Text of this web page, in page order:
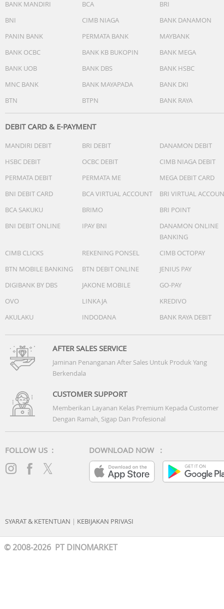
BANK MANDIRI BCA
BRI
BNI
CIMB NIAGA
BANK DANAMON
PANIN BANK
PERMATA BANK
MAYBANK
BANK OCBC
BANK KB BUKOPIN
BANK MEGA
BANK UOB
BANK DBS
BANK HSBC
MNC BANK
BANK MAYAPADA
BANK DKI
BTN
BTPN BANK RAYA
DEBIT CARD & E-PAYMENT
MANDIRI DEBIT BRI DEBIT
DANAMON DEBIT
HSBC DEBIT
OCBC DEBIT
CIMB NIAGA DEBIT
PERMATA DEBIT
PERMATA ME
MEGA DEBIT CARD
BNI DEBIT CARD
BCA VIRTUAL ACCOUNT
BRI VIRTUAL
BCA SAKUKU
BRIMO
BRI POINT
BNI DEBIT ONLINE
IPAY BNI
DANAMON ONLINE
BANKING
CIMB CLICKS
REKENING PONSEL
CIMB OCTOPAY
BTN MOBILE BANKING
BTN DEBIT ONLINE
JENIUS PAY
DIGIBANK BY DBS
JAKONE MOBILE
GO-PAY
OVO
LINKAJA
KREDIVO
AKULAKU
INDODANA BANK RAYA DEBIT
AFTER SALES SERVICE
Jaminan Penanganan After Sales Untuk Produk Yang
Berkendala
CUSTOMER SUPPORT
Memberikan Layanan Kelas Premium Kepada Customer
Dengan Ramah, Sigap Dan Profesional
FOLLOW US : DOWNLOAD NOW :
SYARAT & KETENTUAN | KEBIJAKAN PRIVASI
© 2008-2026 PT DINOMARKET